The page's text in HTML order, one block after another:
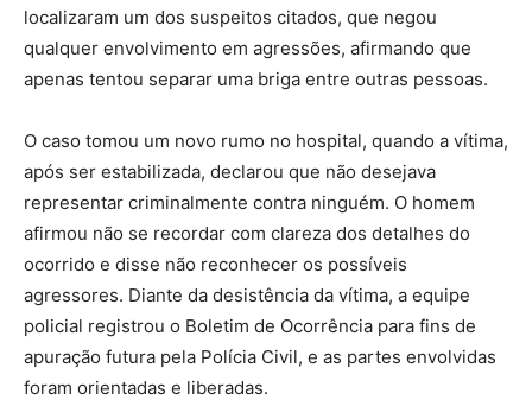
localizaram um dos suspeitos citados, que negou
qualquer envolvimento em agressões, afirmando que
apenas tentou separar uma briga entre outras pessoas.
O caso tomou um novo rumo no hospital, quando a vítima,
após ser estabilizada, declarou que não desejava
representar criminalmente contra ninguém. O homem
afirmou não se recordar com clareza dos detalhes do
ocorrido e disse não reconhecer os possíveis
agressores. Diante da desistência da vítima, a equipe
policial registrou o Boletim de Ocorrência para fins de
apuração futura pela Polícia Civil, e as partes envolvidas
foram orientadas e liberadas.